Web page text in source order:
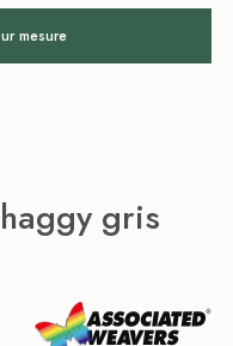
mesure
gris